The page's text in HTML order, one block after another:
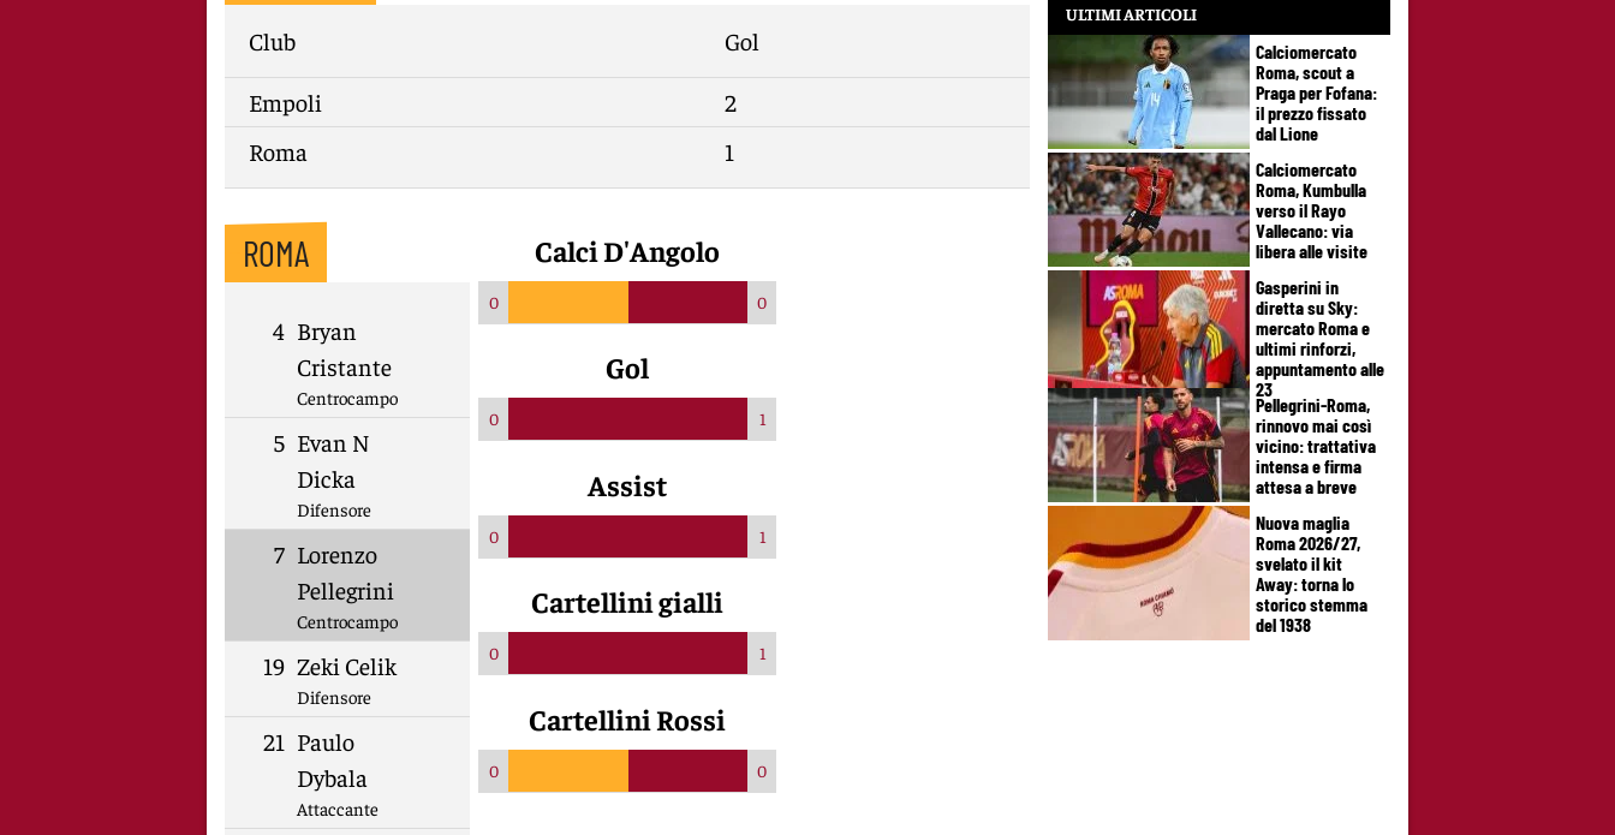
Club Gol
Empoli
2
Roma
1
ROMA
4 Bryan
Cristante
Centrocampo
5 Evan N
Dicka
Difensore
7 Lorenzo
Pellegrini
Centrocampo
19 Zeki Celik
Difensore
21 Paulo
Dybala
Attaccante
Calci D'Angolo
0 0
Gol
0 1
Assist
0 1
Cartellini gialli
0 1
Cartellini Rossi
0 0
ULTIMI ARTICOLI
Calciomercato
Roma, scout a
Praga per Fofana:
il prezzo fissato
dal Lione
Calciomercato
Roma, Kumbulla
verso il Rayo
Vallecano: via
libera alle visite
Gasperini in
diretta su Sky:
mercato Roma e
ultimi rinforzi,
appuntamento alle
23
Pellegrini-Roma,
rinnovo mai così
vicino: trattativa
intensa e firma
attesa a breve
Nuova maglia
Roma 2026/27,
svelato il kit
Away: torna lo
storico stemma
del 1938